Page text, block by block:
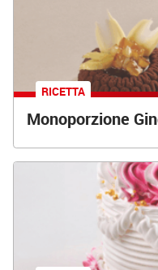
RICETTA
Monoporzione